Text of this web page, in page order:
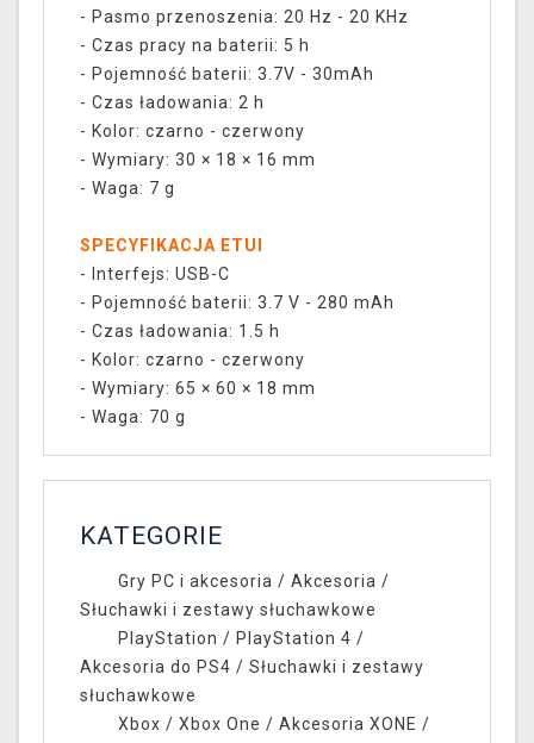
- Pasmo przenoszenia: 20 Hz - 20 KHz
- Czas pracy na baterii: 5 h
- Pojemność baterii: 3.7V - 30mAh
- Czas ładowania: 2 h
- Kolor: czarno - czerwony
- Wymiary: 30 × 18 × 16 mm
- Waga: 7 g
SPECYFIKACJA ETUI
- Interfejs: USB-C
- Pojemność baterii: 3.7 V - 280 mAh
- Czas ładowania: 1.5 h
- Kolor: czarno - czerwony
- Wymiary: 65 × 60 × 18 mm
- Waga: 70 g
KATEGORIE
Gry PC i akcesoria / Akcesoria /
Słuchawki i zestawy słuchawkowe
PlayStation / PlayStation 4 /
Akcesoria do PS4 / Słuchawki i zestawy
słuchawkowe
Xbox / Xbox One / Akcesoria XONE /